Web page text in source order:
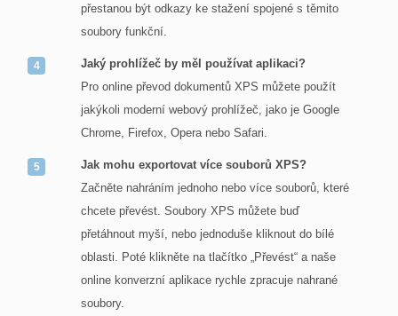
přestanou být odkazy ke stažení spojené s těmito
soubory funkční.
Jaký prohlížeč by měl používat aplikaci?
Pro online převod dokumentů XPS můžete použít
jakýkoli moderní webový prohlížeč, jako je Google
Chrome, Firefox, Opera nebo Safari.
Jak mohu exportovat více souborů XPS?
Začněte nahráním jednoho nebo více souborů, které
chcete převést. Soubory XPS můžete buď
přetáhnout myší, nebo jednoduše kliknout do bílé
oblasti. Poté klikněte na tlačítko „Převést“ a naše
online konverzní aplikace rychle zpracuje nahrané
soubory.